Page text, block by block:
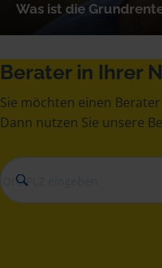
Was ist die
Berater in Ihrer
Sie möchten einen
Dann nutzen Sie unsere